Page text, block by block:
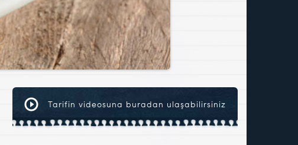
Tarifin videosuna buradan ulaşabilirsiniz